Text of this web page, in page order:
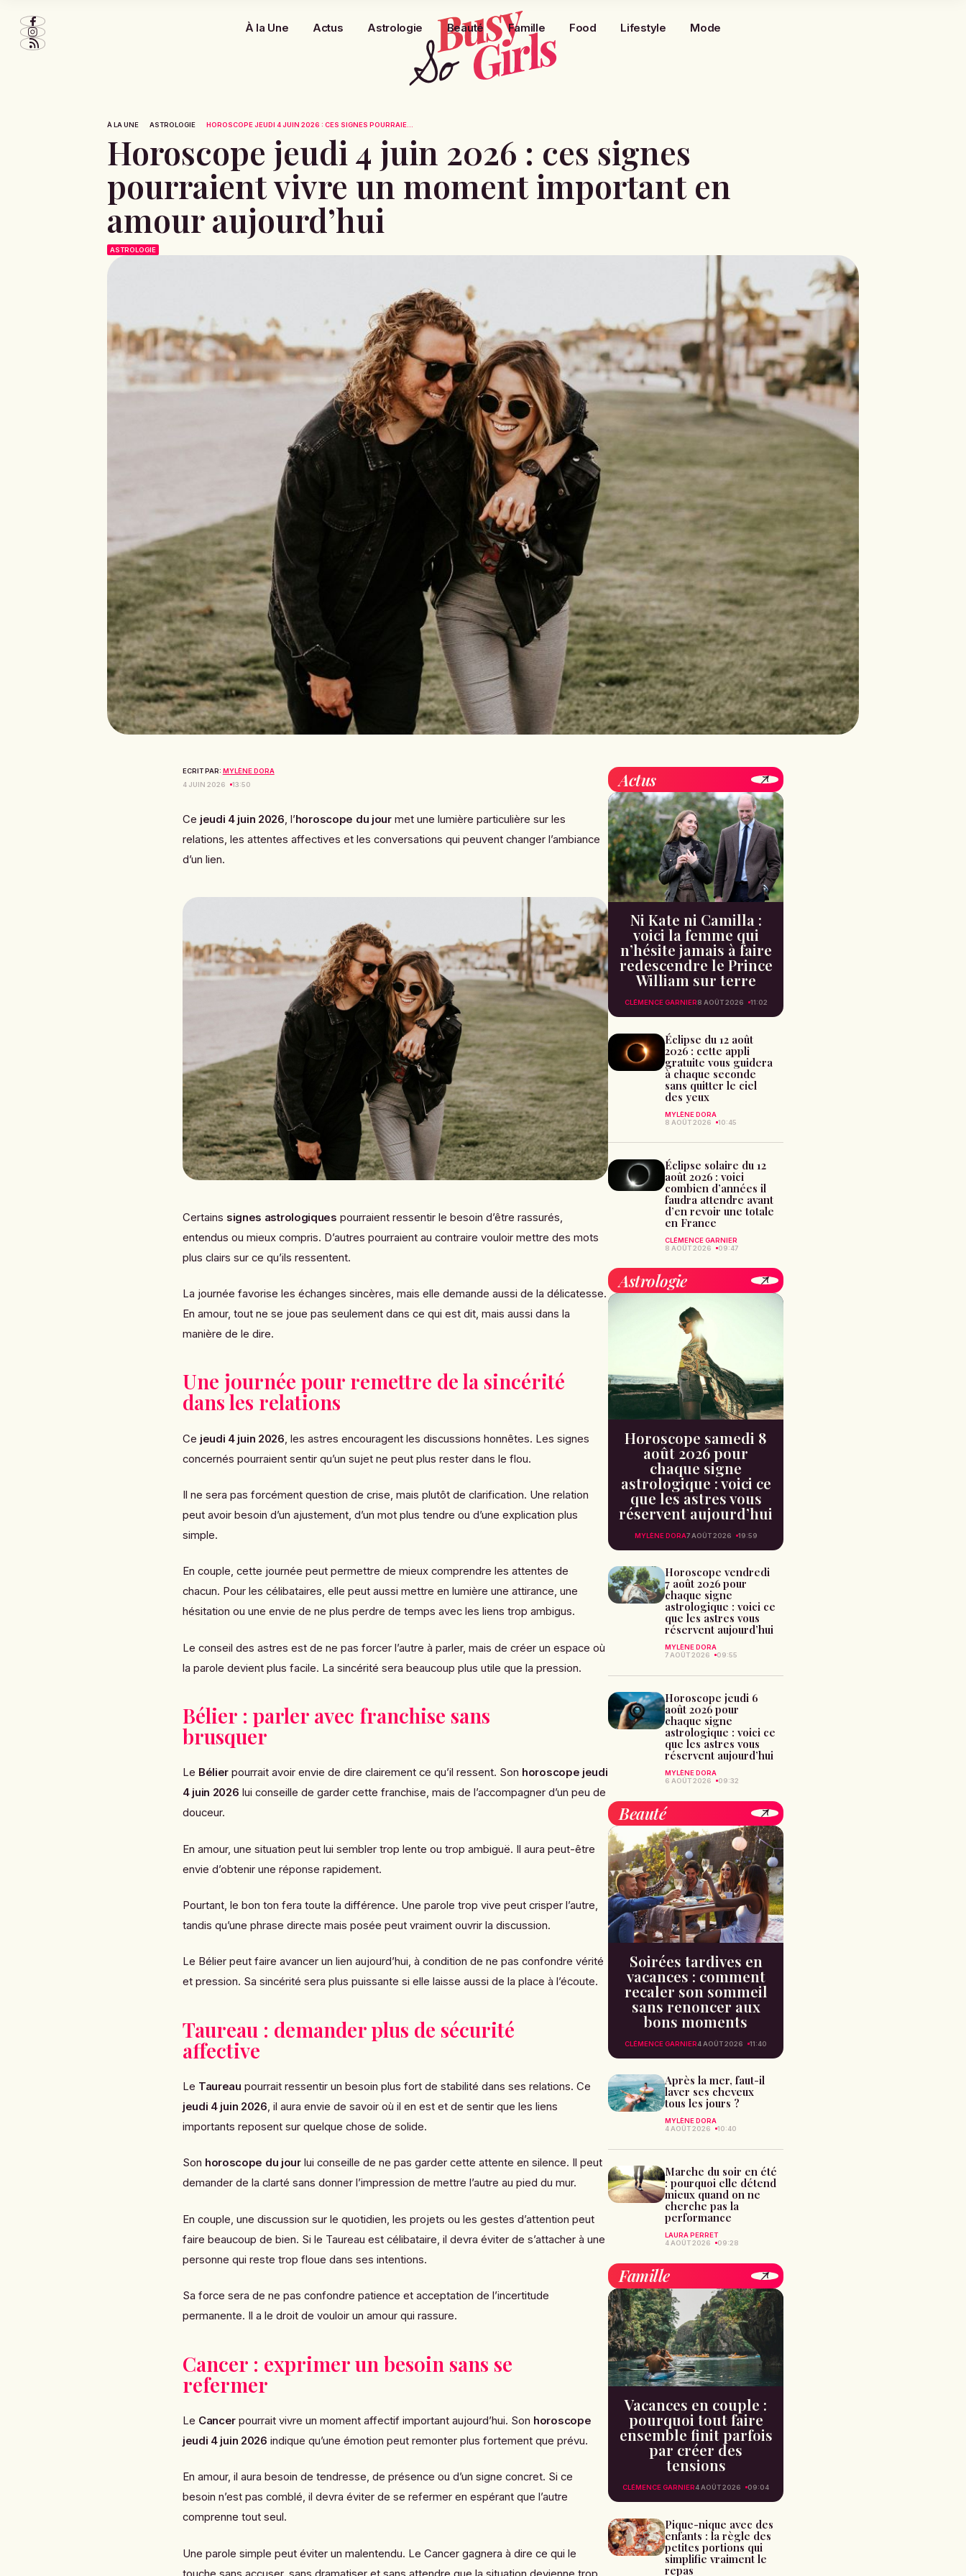
À la Une Actus Astrologie Beauté Famille Food Lifestyle Mode
À LA UNE ASTROLOGIE HOROSCOPE JEUDI 4 JUIN 2026 : CES SIGNES POURRAIE...
Horoscope jeudi 4 juin 2026 : ces signes
pourraient vivre un moment important en
amour aujourd’hui
ASTROLOGIE
ECRIT PAR: MYLÈNE DORA
4 JUIN 2026
13:50
Ce jeudi 4 juin 2026, l’horoscope du jourmet une lumière particulière sur les
relations, les attentes affectives et les conversations qui peuvent changer l’ambiance
d’un lien.
Certains signes astrologiques pourraient ressentir le besoin d’être rassurés,
entendus ou mieux compris. D’autres pourraient au contraire vouloir mettre des mots
plus clairs sur ce qu’ils ressentent.
La journée favorise les échanges sincères, mais elle demande aussi de la délicatesse.
En amour, tout ne se joue pas seulement dans ce qui est dit, mais aussi dans la
manière de le dire.
Une journée pour remettre de la sincérité
dans les relations
Ce jeudi 4 juin 2026 , les astres encouragent les discussions honnêtes. Les signes
concernés pourraient sentir qu’un sujet ne peut plus rester dans le flou.
Il ne sera pas forcément question de crise, mais plutôt de clarification. Une relation
peut avoir besoin d’un ajustement, d’un mot plus tendre ou d’une explication plus
simple.
En couple, cette journée peut permettre de mieux comprendre les attentes de
chacun. Pour les célibataires, elle peut aussi mettre en lumière une attirance, une
hésitation ou une envie de ne plus perdre de temps avec les liens trop ambigus.
Le conseil des astres est de ne pas forcer l’autre à parler, mais de créer un espace où
la parole devient plus facile. La sincérité sera beaucoup plus utile que la pression.
Bélier : parler avec franchise sans
brusquer
Le Bélier pourrait avoir envie de dire clairement ce qu’il ressent. Son horoscope jeudi
4 juin 2026 lui conseille de garder cette franchise, mais de l’accompagner d’un peu de
douceur.
En amour, une situation peut lui sembler trop lente ou trop ambiguë. Il aura peut-être
envie d’obtenir une réponse rapidement.
Pourtant, le bon ton fera toute la différence. Une parole trop vive peut crisper l’autre,
tandis qu’une phrase directe mais posée peut vraiment ouvrir la discussion.
Le Bélier peut faire avancer un lien aujourd’hui, à condition de ne pas confondre vérité
et pression. Sa sincérité sera plus puissante si elle laisse aussi de la place à l’écoute.
Taureau : demander plus de sécurité
affective
Le Taureau pourrait ressentir un besoin plus fort de stabilité dans ses relations. Ce
jeudi 4 juin 2026, il aura envie de savoir où il en est et de sentir que les liens
importants reposent sur quelque chose de solide.
Son horoscope du jourlui conseille de ne pas garder cette attente en silence. Il peut
demander de la clarté sans donner l’impression de mettre l’autre au pied du mur.
En couple, une discussion sur le quotidien, les projets ou les gestes d’attention peut
faire beaucoup de bien. Si le Taureau est célibataire, il devra éviter de s’attacher à une
personne qui reste trop floue dans ses intentions.
Sa force sera de ne pas confondre patience et acceptation de l’incertitude
permanente. Il a le droit de vouloir un amour qui rassure.
Cancer : exprimer un besoin sans se
refermer
Le Cancer pourrait vivre un moment affectif important aujourd’hui. Son horoscope
jeudi 4 juin 2026 indique qu’une émotion peut remonter plus fortement que prévu.
En amour, il aura besoin de tendresse, de présence ou d’un signe concret. Si ce
besoin n’est pas comblé, il devra éviter de se refermer en espérant que l’autre
comprenne tout seul.
Une parole simple peut éviter un malentendu. Le Cancer gagnera à dire ce qui le
Actus
Ni Kate ni Camilla :
voici la femme qui
n’hésite jamais à faire
redescendre le Prince
William sur terre
CLÉMENCE GARNIER8 AOÛT 2026 11:02
Éclipse du 12 août
2026 : cette appli
gratuite vous guidera
à chaque seconde
sans quitter le ciel
des yeux
MYLÈNE DORA
8 AOÛT 2026
10:45
Éclipse solaire du 12
août 2026 : voici
combien d’années il
faudra attendre avant
d’en revoir une totale
en France
CLÉMENCE GARNIER
8 AOÛT 2026
09:47
Astrologie
Horoscope samedi 8
août 2026 pour
chaque signe
astrologique : voici ce
que les astres vous
réservent aujourd’hui
MYLÈNE DORA7 AOÛT 2026 19:59
Horoscope vendredi
7 août 2026 pour
chaque signe
astrologique : voici ce
que les astres vous
réservent aujourd’hui
MYLÈNE DORA
7 AOÛT 2026
09:55
Horoscope jeudi 6
août 2026 pour
chaque signe
astrologique : voici ce
que les astres vous
réservent aujourd’hui
MYLÈNE DORA
6 AOÛT 2026
09:32
Beauté
Soirées tardives en
vacances : comment
recaler son sommeil
sans renoncer aux
bons moments
CLÉMENCE GARNIER4 AOÛT 2026 11:40
Après la mer, faut-il
laver ses cheveux
tous les jours ?
MYLÈNE DORA
4 AOÛT 2026
10:40
Marche du soir en été
: pourquoi elle détend
mieux quand on ne
cherche pas la
performance
LAURA PERRET
4 AOÛT 2026
09:28
Famille
Vacances en couple :
pourquoi tout faire
ensemble finit parfois
par créer des
tensions
CLÉMENCE GARNIER4 AOÛT 2026 09:04
Pique-nique avec des
enfants : la règle des
petites portions qui
simplifie vraiment le
repas